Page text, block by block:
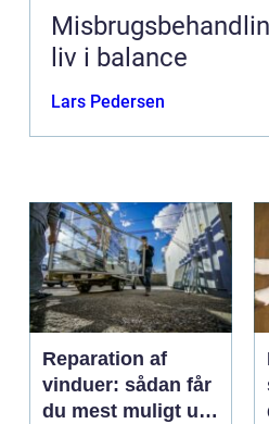
Misbrugsbehandling vejen
liv i balance
Lars Pedersen
Reparation af
vinduer: sådan får
du mest muligt ud